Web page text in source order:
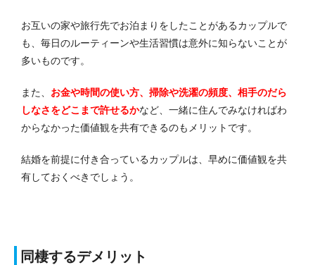
お互いの家や旅行先でお泊まりをしたことがあるカップルで
も、毎日のルーティーンや生活習慣は意外に知らないことが
多いものです。
また、 お金や時間の使い方、掃除や洗濯の頻度、相手のだら
しなさをどこまで許せるかなど、一緒に住んでみなければわ
からなかった価値観を共有できるのもメリットです。
結婚を前提に付き合っているカップルは、早めに価値観を共
有しておくべきでしょう。
同棲するデメリット